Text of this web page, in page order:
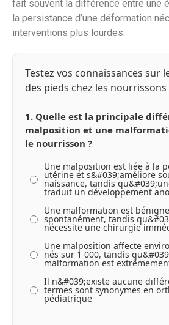
fait souvent la différence entre une
la persistance d’une déformation
interventions plus lourdes.
Testez vos connaissances sur
des pieds chez les nourrissons
1. Quelle est la principale
malposition et une
le nourrisson ?
Une malposition est liée à la
utérine et s&#039;améliore
naissance, tandis
traduit un développement
Une malformation est
spontanément, tandis
nécessite une chirurgie
Une malposition affecte
nés sur 1 000, tandis
malformation est
Il n&#039;existe aucune
termes sont synonymes en
pédiatrique